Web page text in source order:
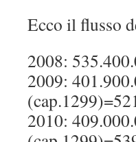
Ecco il flusso
2008:
2009:
2010: